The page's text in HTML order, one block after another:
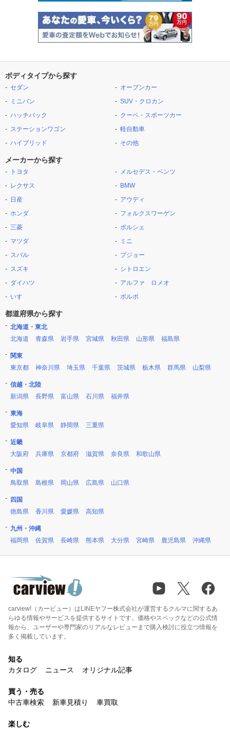
ボディタイプから探す
セダン
ミニバン
ハッチバック
ステーションワゴン
ハイブリッド
オープンカー
SUV・クロカン
クーペ・スポーツカー
軽自動車
その他
メーカーから探す
トヨタ
レクサス
日産
ホンダ
三菱
マツダ
スバル
スズキ
ダイハツ
いすゞ
メルセデス・ベンツ
BMW
アウディ
フォルクスワーゲン
ポルシェ
ミニ
プジョー
シトロエン
アルファ ロメオ
ボルボ
都道府県から探す
北海道・東北
北海道
青森県 岩手県 宮城県 秋田県 山形県 福島県
関東
東京都
神奈川県 埼玉県 千葉県 茨城県 栃木県 群馬県 山梨県
信越・北陸
新潟県
長野県 富山県 石川県 福井県
東海
愛知県
岐阜県 静岡県 三重県
近畿
大阪府
兵庫県 京都府 滋賀県 奈良県 和歌山県
中国
鳥取県
島根県 岡山県 広島県 山口県
四国
徳島県
香川県 愛媛県 高知県
九州・沖縄
福岡県
佐賀県 長崎県 熊本県 大分県 宮崎県 鹿児島県 沖縄県
carview!（カービュー）はLINEヤフー株式会社が運営するクルマに関するあ
らゆる情報やサービスを提供するサイトです。価格やスペックなどの公式情
報から、ユーザーや専門家のリアルなレビューまで購入検討に役立つ情報を
多く掲載しています。
知る
カタログ
ニュース オリジナル記事
買う・売る
中古車検索
新車見積り 車買取
楽しむ